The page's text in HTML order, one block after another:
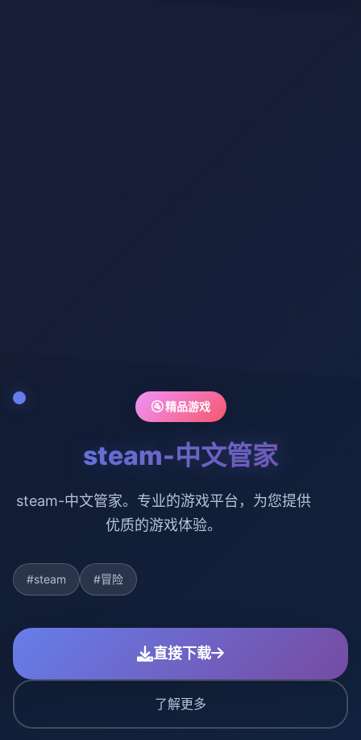
🚰 精品游戏
steam-中文管家
steam-中文管家。专业的游戏平台，为您提供
优质的游戏体验。
#steam #冒险
直接下载
了解更多